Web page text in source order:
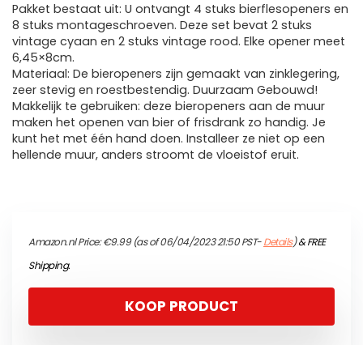
Pakket bestaat uit: U ontvangt 4 stuks bierflesopeners en
8 stuks montageschroeven. Deze set bevat 2 stuks
vintage cyaan en 2 stuks vintage rood. Elke opener meet
6,45×8cm.
Materiaal: De bieropeners zijn gemaakt van zinklegering,
zeer stevig en roestbestendig. Duurzaam Gebouwd!
Makkelijk te gebruiken: deze bieropeners aan de muur
maken het openen van bier of frisdrank zo handig. Je
kunt het met één hand doen. Installeer ze niet op een
hellende muur, anders stroomt de vloeistof eruit.
Amazon.nl Price:€9.99(as of 06/04/2023 21:50 PST-Details)&FREE
Shipping.
KOOP PRODUCT